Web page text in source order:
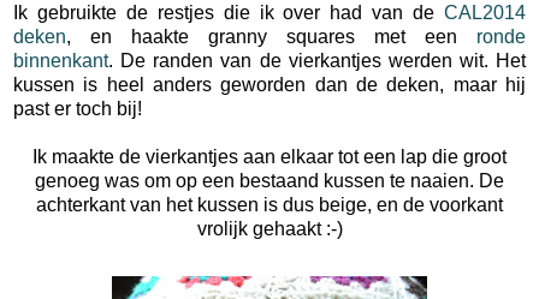
Ik gebruikte de restjes die ik over had van de CAL2014
deken, en haakte granny squares met een ronde
binnenkant. De randen van de vierkantjes werden wit. Het
kussen is heel anders geworden dan de deken, maar hij
past er toch bij!
Ik maakte de vierkantjes aan elkaar tot een lap die groot
genoeg was om op een bestaand kussen te naaien. De
achterkant van het kussen is dus beige, en de voorkant
vrolijk gehaakt :-)